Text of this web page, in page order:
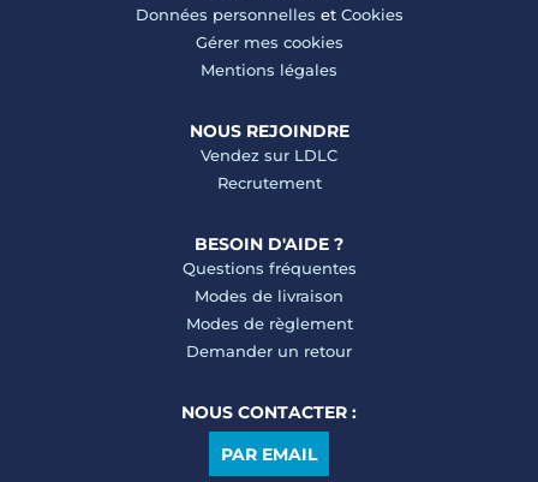
Données personnelles et Cookies
Gérer mes cookies
Mentions légales
NOUS REJOINDRE
Vendez sur LDLC
Recrutement
BESOIN D'AIDE ?
Questions fréquentes
Modes de livraison
Modes de règlement
Demander un retour
NOUS CONTACTER :
PAR EMAIL